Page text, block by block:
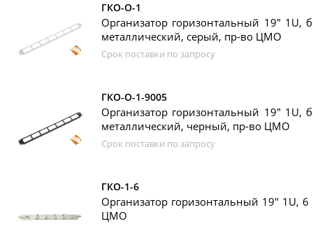
ГКО-О-1
Организатор горизонтальный 19" 1U,
металлический, серый, пр-во ЦМО
Срок поставки по запросу
ГКО-О-1-9005
Организатор горизонтальный 19" 1U,
металлический, черный, пр-во ЦМО
Срок поставки по запросу
ГКО-1-6
Организатор горизонтальный 19" 1U,
ЦМО